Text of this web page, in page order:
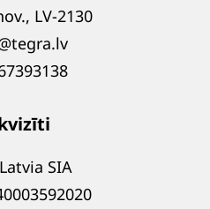
LV-2130
SIA